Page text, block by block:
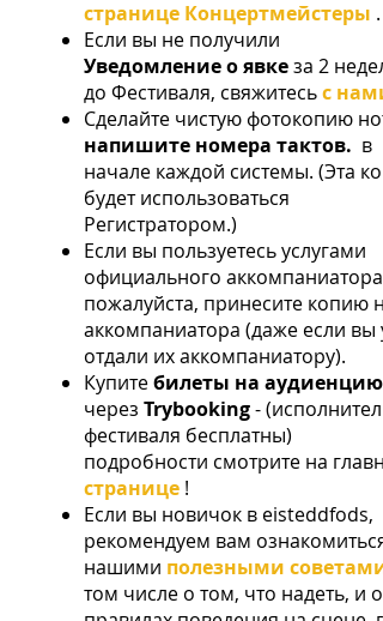
странице Концертмейстеры .
Если вы не получили
Уведомление о явкеза 2
до Фестиваля, свяжитесьс нами
Сделайте чистую фотокопию нот
напишите номера тактов. в
начале каждой системы. (Эта
будет использоваться
Регистратором.)
Если вы пользуетесь услугами
официального аккомпаниатора,
пожалуйста, принесите копию
аккомпаниатора (даже если вы
отдали их аккомпаниатору).
Купитебилеты на аудиенцию
через Trybooking- (исполнители
фестиваля бесплатны)
подробности смотрите на
странице !
Если вы новичок в eisteddfods,
рекомендуем вам ознакомиться
нашими полезными советами
том числе о том, что надеть, и о